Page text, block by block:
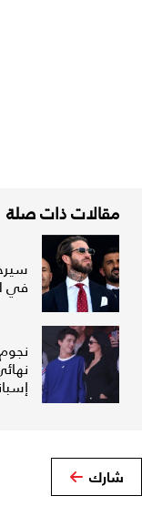
مقالات ذات صلة
في
شارك